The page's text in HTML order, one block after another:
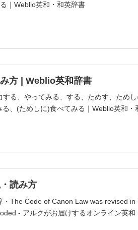
｜Weblio英和・和英辞書
方 | Weblio英和辞書
る、やってみる、する、ためす、ため
、(ためしに)食べてみる｜Weblio英和・
読み方
The Code of Canon Law was revised
- アルクがお届けするオンライン英和